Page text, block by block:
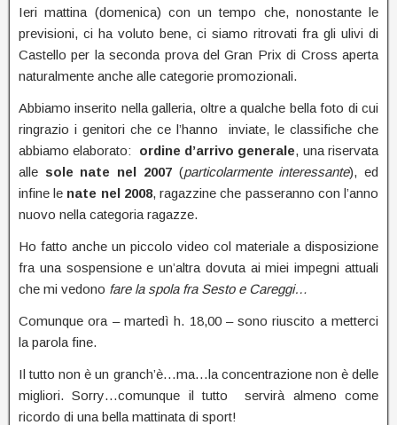
Ieri mattina (domenica) con un tempo che, nonostante le
previsioni, ci ha voluto bene, ci siamo ritrovati fra gli ulivi di
Castello per la seconda prova del Gran Prix di Cross aperta
naturalmente anche alle categorie promozionali.
Abbiamo inserito nella galleria, oltre a qualche bella foto di cui
ringrazio i genitori che ce l’hanno inviate, le classifiche che
abbiamo elaborato: ordine d’arrivo generale, una riservata
alle sole nate nel 2007(particolarmente interessante), ed
infine le nate nel 2008, ragazzine che passeranno con l’anno
nuovo nella categoria ragazze.
Ho fatto anche un piccolo video col materiale a disposizione
fra una sospensione e un’altra dovuta ai miei impegni attuali
che mi vedono fare la spola fra Sesto e Careggi…
Comunque ora – martedì h. 18,00 – sono riuscito a metterci
la parola fine.
Il tutto non è un granch’è…ma…la concentrazione non è delle
migliori. Sorry…comunque il tutto servirà almeno come
ricordo di una bella mattinata di sport!